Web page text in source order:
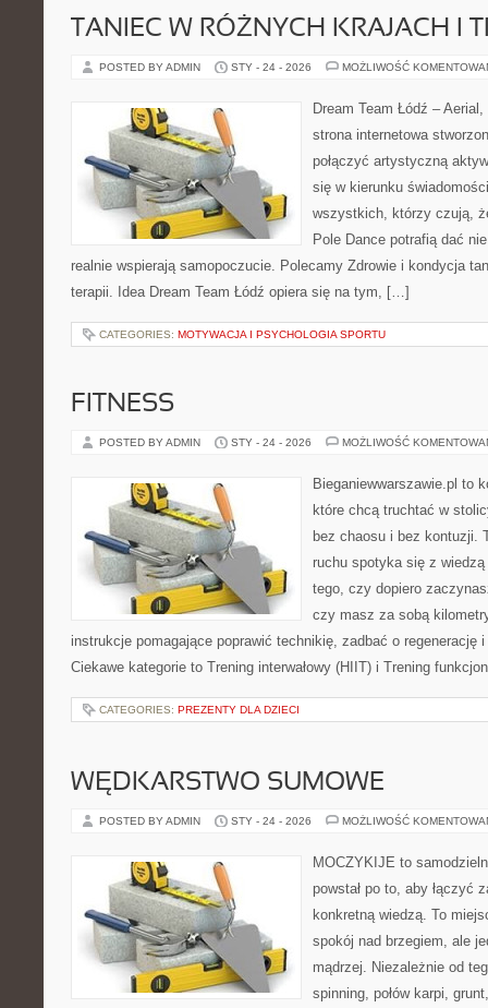
TANIEC W RÓŻNYCH KRAJACH I
POSTED BY ADMIN STY - 24 - 2026 MOŻLIWOŚĆ
Dream Team Łódź –
strona internetowa
połączyć artystyczną
się w kierunku
wszystkich, którzy czują,
Pole Dance potrafią dać
realnie wspierają samopoczucie. Polecamy Zdrowie i kondycja
terapii. Idea Dream Team Łódź opiera się na tym, […]
CATEGORIES: MOTYWACJA I PSYCHOLOGIA SPORTU
FITNESS
POSTED BY ADMIN STY - 24 - 2026 MOŻLIWOŚĆ
Bieganiewwarszawie.pl to
które chcą truchtać w
bez chaosu i bez kontuzji.
ruchu spotyka się z
tego, czy dopiero
czy masz za sobą
instrukcje pomagające poprawić technikię, zadbać o regenerację
Ciekawe kategorie to Trening interwałowy (HIIT) i Trening
CATEGORIES: PREZENTY DLA DZIECI
WĘDKARSTWO SUMOWE
POSTED BY ADMIN STY - 24 - 2026 MOŻLIWOŚĆ
MOCZYKIJE to
powstał po to, aby łączyć
konkretną wiedzą. To
spokój nad brzegiem, ale
mądrzej. Niezależnie od
spinning, połów karpi,